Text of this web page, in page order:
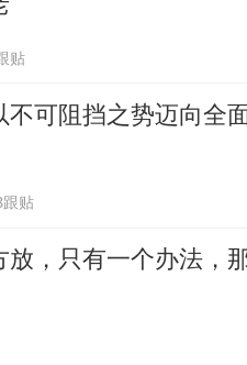
贴
可阻挡之势迈向全
贴
放，只有一个办法，